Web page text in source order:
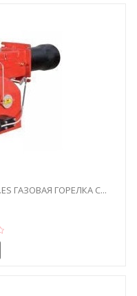
ГАЗОВАЯ ГОРЕЛКА С...